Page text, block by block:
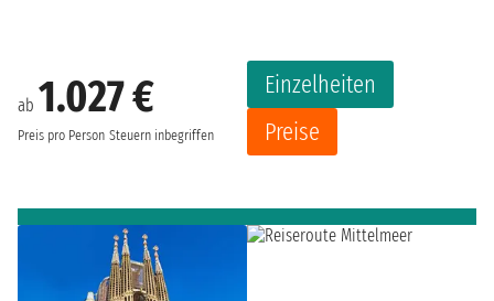
ab 1.027 €
Preis pro Person Steuern inbegriffen
Einzelheiten
Preise